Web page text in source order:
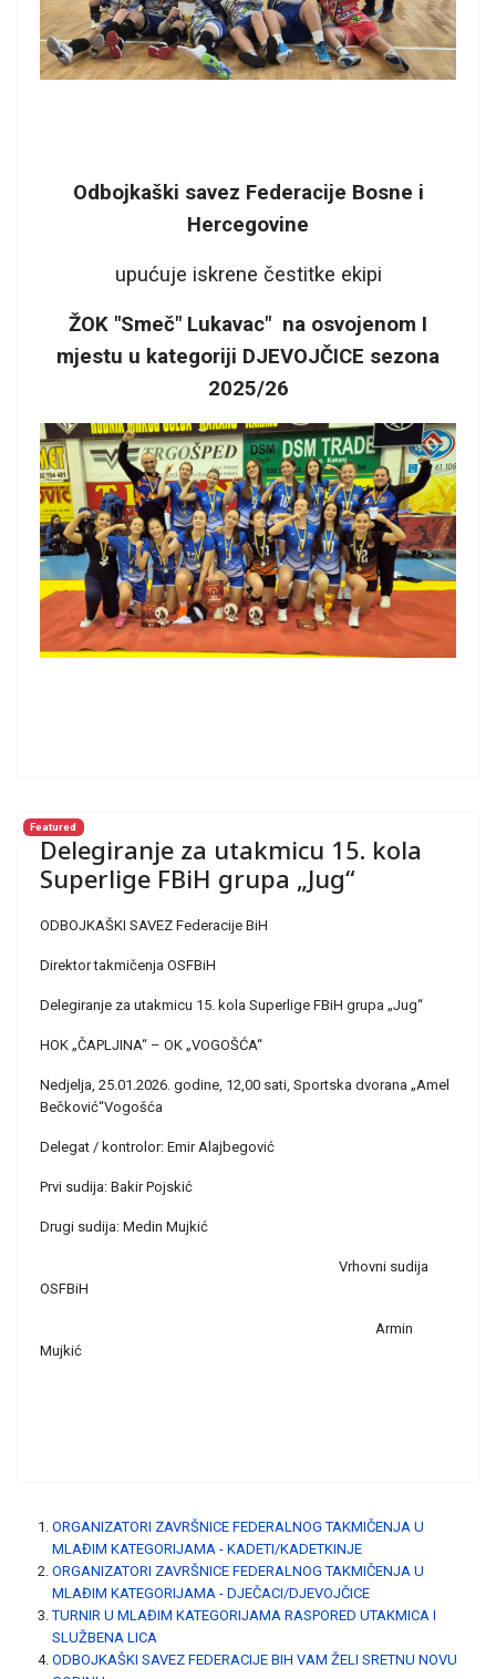
Odbojkaški savez Federacije Bosne i
Hercegovine
upućuje iskrene čestitke ekipi
ŽOK "Smeč" Lukavac" na osvojenom I
mjestu u kategoriji DJEVOJČICE sezona
2025/26
Featured
Delegiranje za utakmicu 15. kola
Superlige FBiH grupa „Jug“
ODBOJKAŠKI SAVEZ Federacije BiH
Direktor takmičenja OSFBiH
Delegiranje za utakmicu 15. kola Superlige FBiH grupa „Jug“
HOK „ČAPLJINA“ – OK „VOGOŠĆA“
Nedjelja, 25.01.2026. godine, 12,00 sati, Sportska dvorana „Amel
Bečković“Vogošća
Delegat / kontrolor: Emir Alajbegović
Prvi sudija: Bakir Pojskić
Drugi sudija: Medin Mujkić
Vrhovni sudija
OSFBiH
Armin
Mujkić
ORGANIZATORI ZAVRŠNICE FEDERALNOG TAKMIČENJA U
MLAĐIM KATEGORIJAMA - KADETI/KADETKINJE
ORGANIZATORI ZAVRŠNICE FEDERALNOG TAKMIČENJA U
MLAĐIM KATEGORIJAMA - DJEČACI/DJEVOJČICE
TURNIR U MLAĐIM KATEGORIJAMA RASPORED UTAKMICA I
SLUŽBENA LICA
ODBOJKAŠKI SAVEZ FEDERACIJE BIH VAM ŽELI SRETNU NOVU